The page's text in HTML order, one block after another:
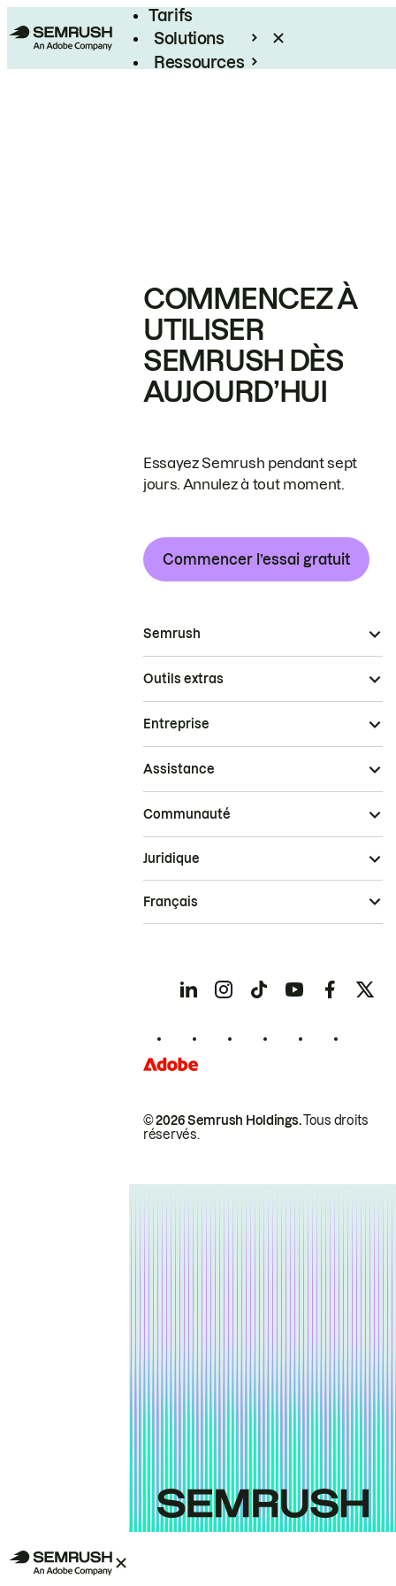
Tarifs
Solutions
Ressources
COMMENCEZ À
UTILISER
SEMRUSH DÈS
AUJOURD’HUI
Essayez Semrush pendant sept
jours. Annulez à tout moment.
Commencer l’essai gratuit
Semrush
Outils extras
Entreprise
Assistance
Communauté
© 2026 Semrush Holdings.Tous droits
réservés.
Juridique
Français